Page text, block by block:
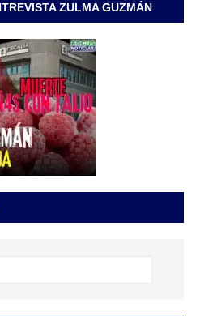
ZULMA GUZMÁN